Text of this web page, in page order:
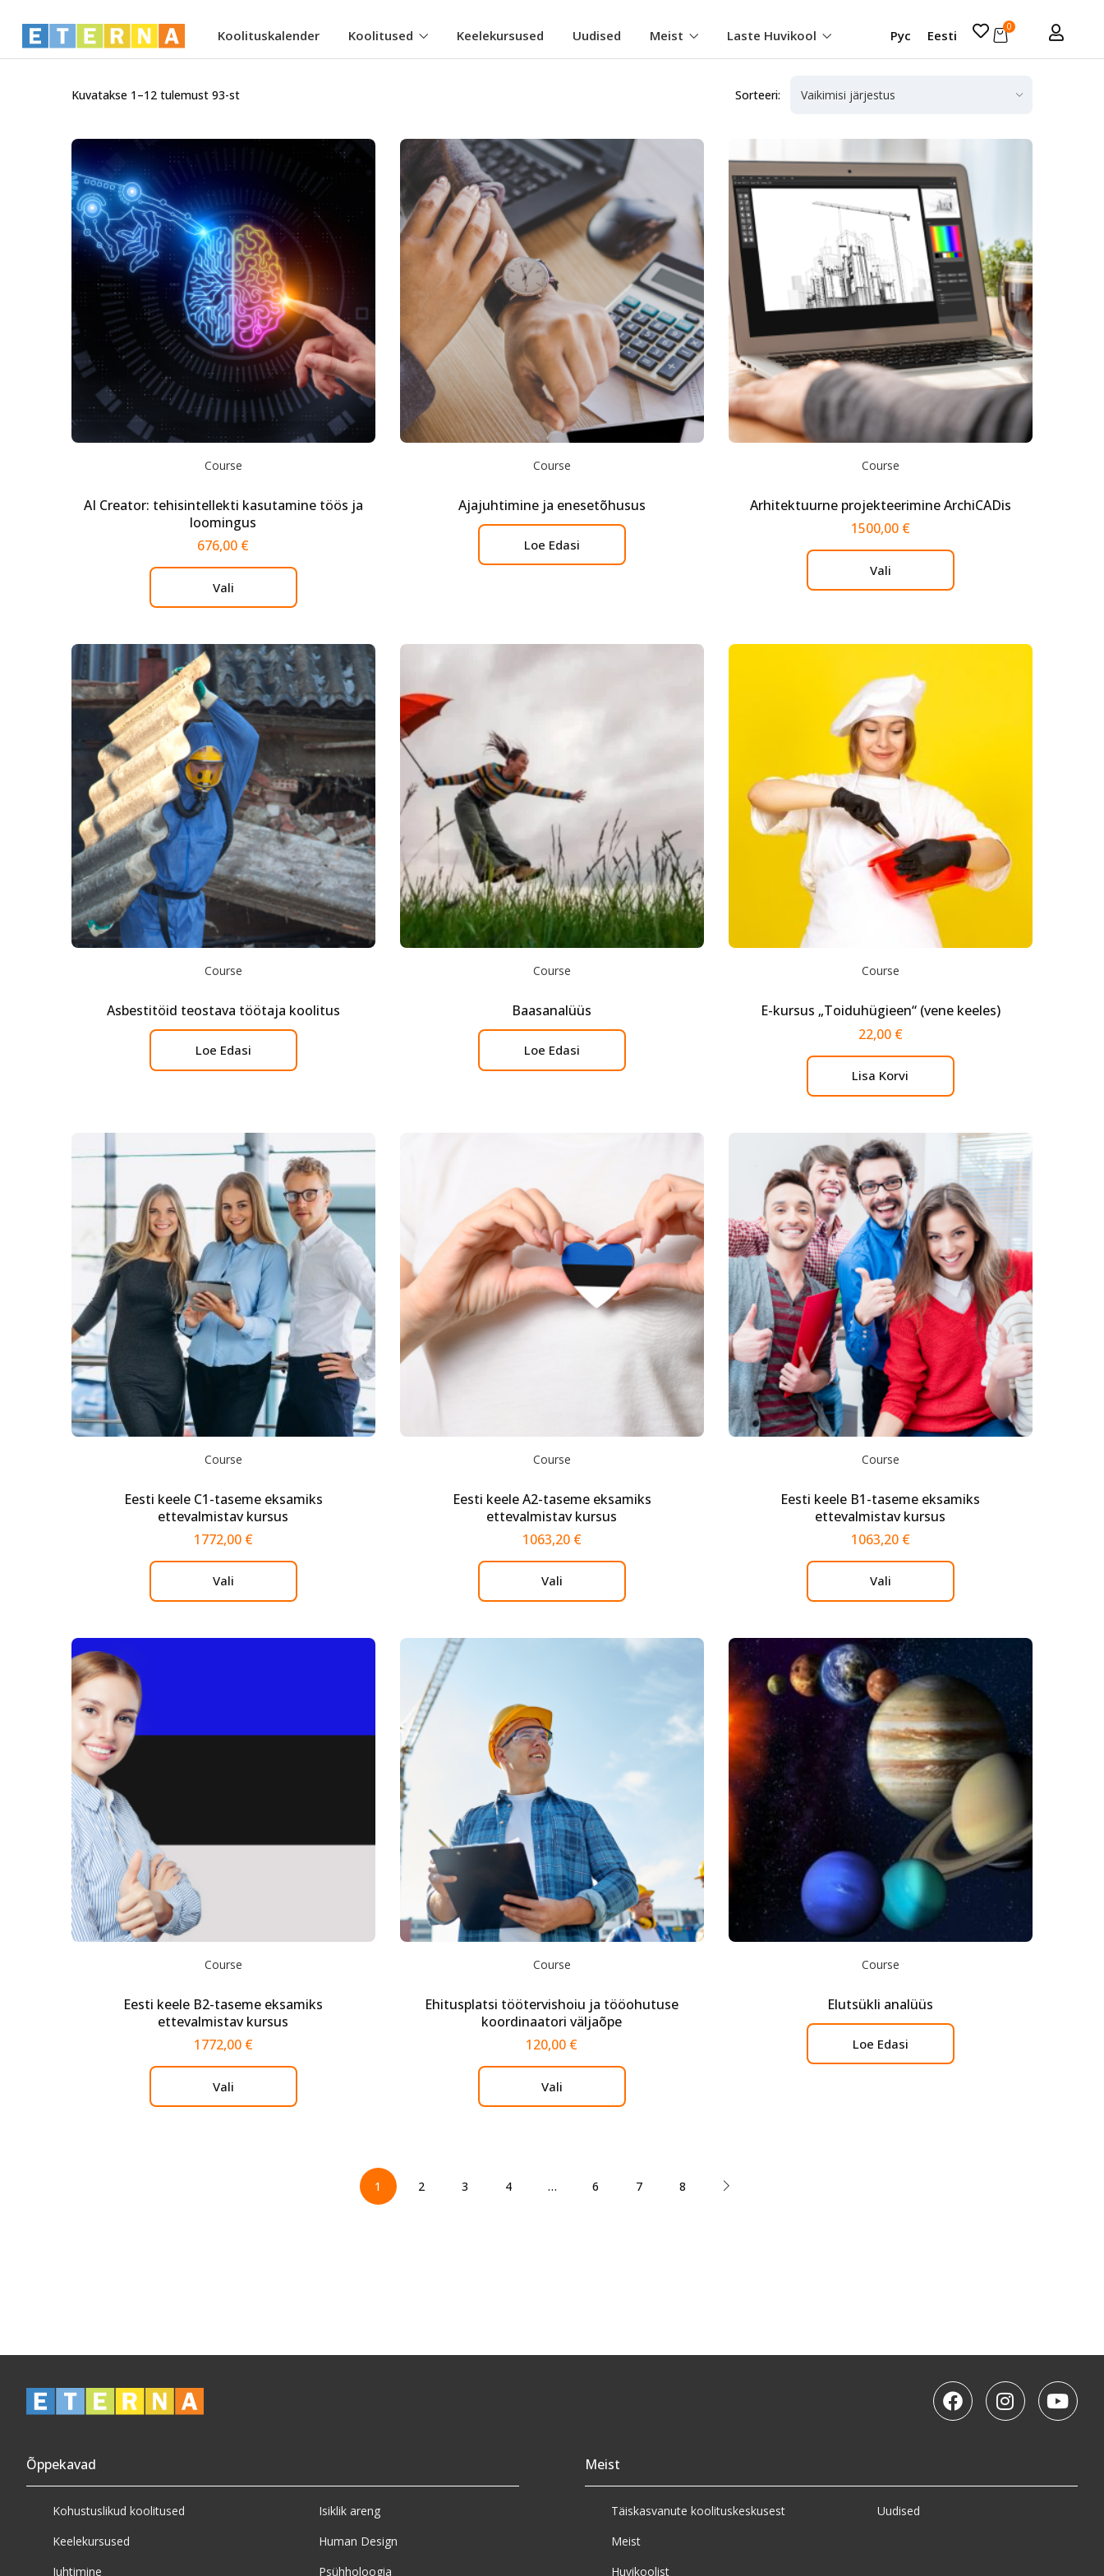
Koolituskalender Koolitused Keelekursused Uudised Meist Laste Huvikool Рус Eesti
0
Kuvatakse 1–12 tulemust 93-st Sorteeri:
Course
AI Creator: tehisintellekti kasutamine töös ja
loomingus
676,00 €
Vali
Course
Ajajuhtimine ja enesetõhusus
Loe Edasi
Course
Arhitektuurne projekteerimine ArchiCADis
1500,00 €
Vali
Course
Asbestitöid teostava töötaja koolitus
Loe Edasi
Course
Baasanalüüs
Loe Edasi
Course
E-kursus „Toiduhügieen“ (vene keeles)
22,00 €
Lisa Korvi
Course
Eesti keele C1-taseme eksamiks
ettevalmistav kursus
1772,00 €
Vali
Course
Eesti keele А2-taseme eksamiks
ettevalmistav kursus
1063,20 €
Vali
Course
Eesti keele В1-taseme eksamiks
ettevalmistav kursus
1063,20 €
Vali
Course
Eesti keele В2-taseme eksamiks
ettevalmistav kursus
1772,00 €
Vali
Course
Ehitusplatsi töötervishoiu ja tööohutuse
koordinaatori väljaõpe
120,00 €
Vali
Course
Elutsükli analüüs
Loe Edasi
1 2 3 4 … 6 7 8
Õppekavad
Kohustuslikud koolitused
Keelekursused
Juhtimine
Isiklik areng
Human Design
Psühholoogia
Meist
Täiskasvanute koolituskeskusest
Meist
Huvikoolist
Uudised